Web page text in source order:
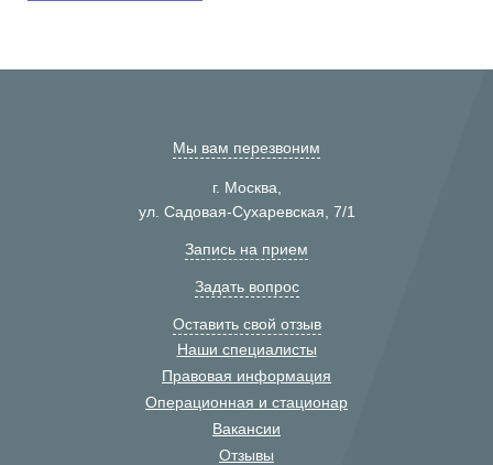
Мы вам перезвоним
г. Москва,
ул. Садовая-Сухаревская, 7/1
Запись на прием
Задать вопрос
Оставить свой отзыв
Наши специалисты
Правовая информация
Операционная и стационар
Вакансии
Отзывы